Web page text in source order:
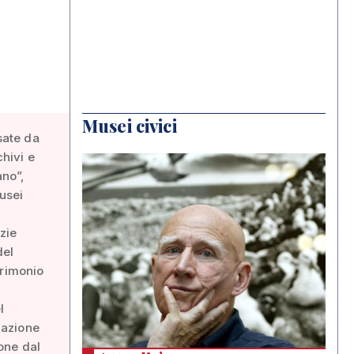
da
e
dal
Musei civici